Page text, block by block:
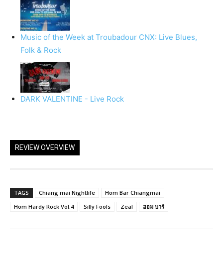
Music of the Week at Troubadour CNX: Live Blues,
Folk & Rock
DARK VALENTINE - Live Rock
REVIEW OVERVIEW
TAGS Chiang mai Nightlife
Hom Bar Chiangmai
Hom Hardy Rock Vol.4
Silly Fools Zeal ฮอม บาร์